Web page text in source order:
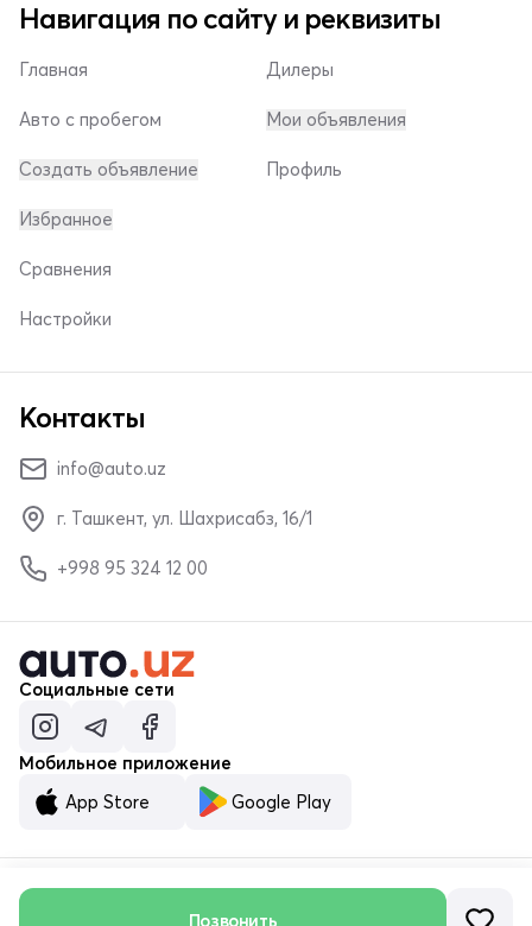
Позвонить
Навигация по сайту и реквизиты
Главная
Авто с пробегом
Создать объявление
Дилеры
Мои объявления
Профиль
Избранное
Сравнения
Настройки
Контакты
info@auto.uz
г. Ташкент, ул. Шахрисабз, 16/1
+998 95 324 12 00
Социальные сети
Мобильное приложение
App Store
Google Play
© ООО «MALUMOTNOMA» 2023–2026